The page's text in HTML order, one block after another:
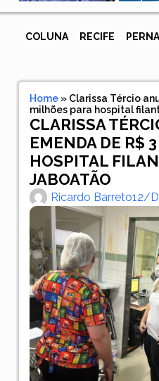
COLUNA RECIFE
Home» Clarissa Tércio
milhões para hospital
CLARISSA
EMENDA DE R$
HOSPITAL
JABOATÃO
Ricardo Barreto12/